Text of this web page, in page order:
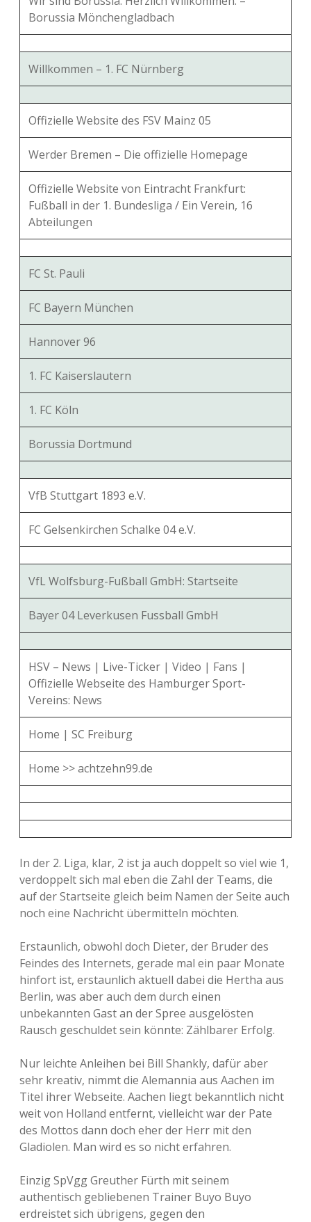
Borussia Mönchengladbach
Willkommen – 1. FC Nürnberg
Offizielle Website des FSV Mainz 05
Werder Bremen – Die offizielle Homepage
Offizielle Website von Eintracht Frankfurt:
Fußball in der 1. Bundesliga / Ein Verein, 16
Abteilungen
FC St. Pauli
FC Bayern München
Hannover 96
1. FC Kaiserslautern
1. FC Köln
Borussia Dortmund
VfB Stuttgart 1893 e.V.
FC Gelsenkirchen Schalke 04 e.V.
VfL Wolfsburg-Fußball GmbH: Startseite
Bayer 04 Leverkusen Fussball GmbH
HSV – News | Live-Ticker | Video | Fans |
Offizielle Webseite des Hamburger Sport-
Vereins: News
Home | SC Freiburg
Home >> achtzehn99.de
In der 2. Liga, klar, 2 ist ja auch doppelt so viel wie 1,
verdoppelt sich mal eben die Zahl der Teams, die
auf der Startseite gleich beim Namen der Seite auch
noch eine Nachricht übermitteln möchten.
Erstaunlich, obwohl doch Dieter, der Bruder des
Feindes des Internets, gerade mal ein paar Monate
hinfort ist, erstaunlich aktuell dabei die Hertha aus
Berlin, was aber auch dem durch einen
unbekannten Gast an der Spree ausgelösten
Rausch geschuldet sein könnte: Zählbarer Erfolg.
Nur leichte Anleihen bei Bill Shankly, dafür aber
sehr kreativ, nimmt die Alemannia aus Aachen im
Titel ihrer Webseite. Aachen liegt bekanntlich nicht
weit von Holland entfernt, vielleicht war der Pate
des Mottos dann doch eher der Herr mit den
Gladiolen. Man wird es so nicht erfahren.
Einzig SpVgg Greuther Fürth mit seinem
authentisch gebliebenen Trainer Buyo Buyo
erdreistet sich übrigens, gegen den